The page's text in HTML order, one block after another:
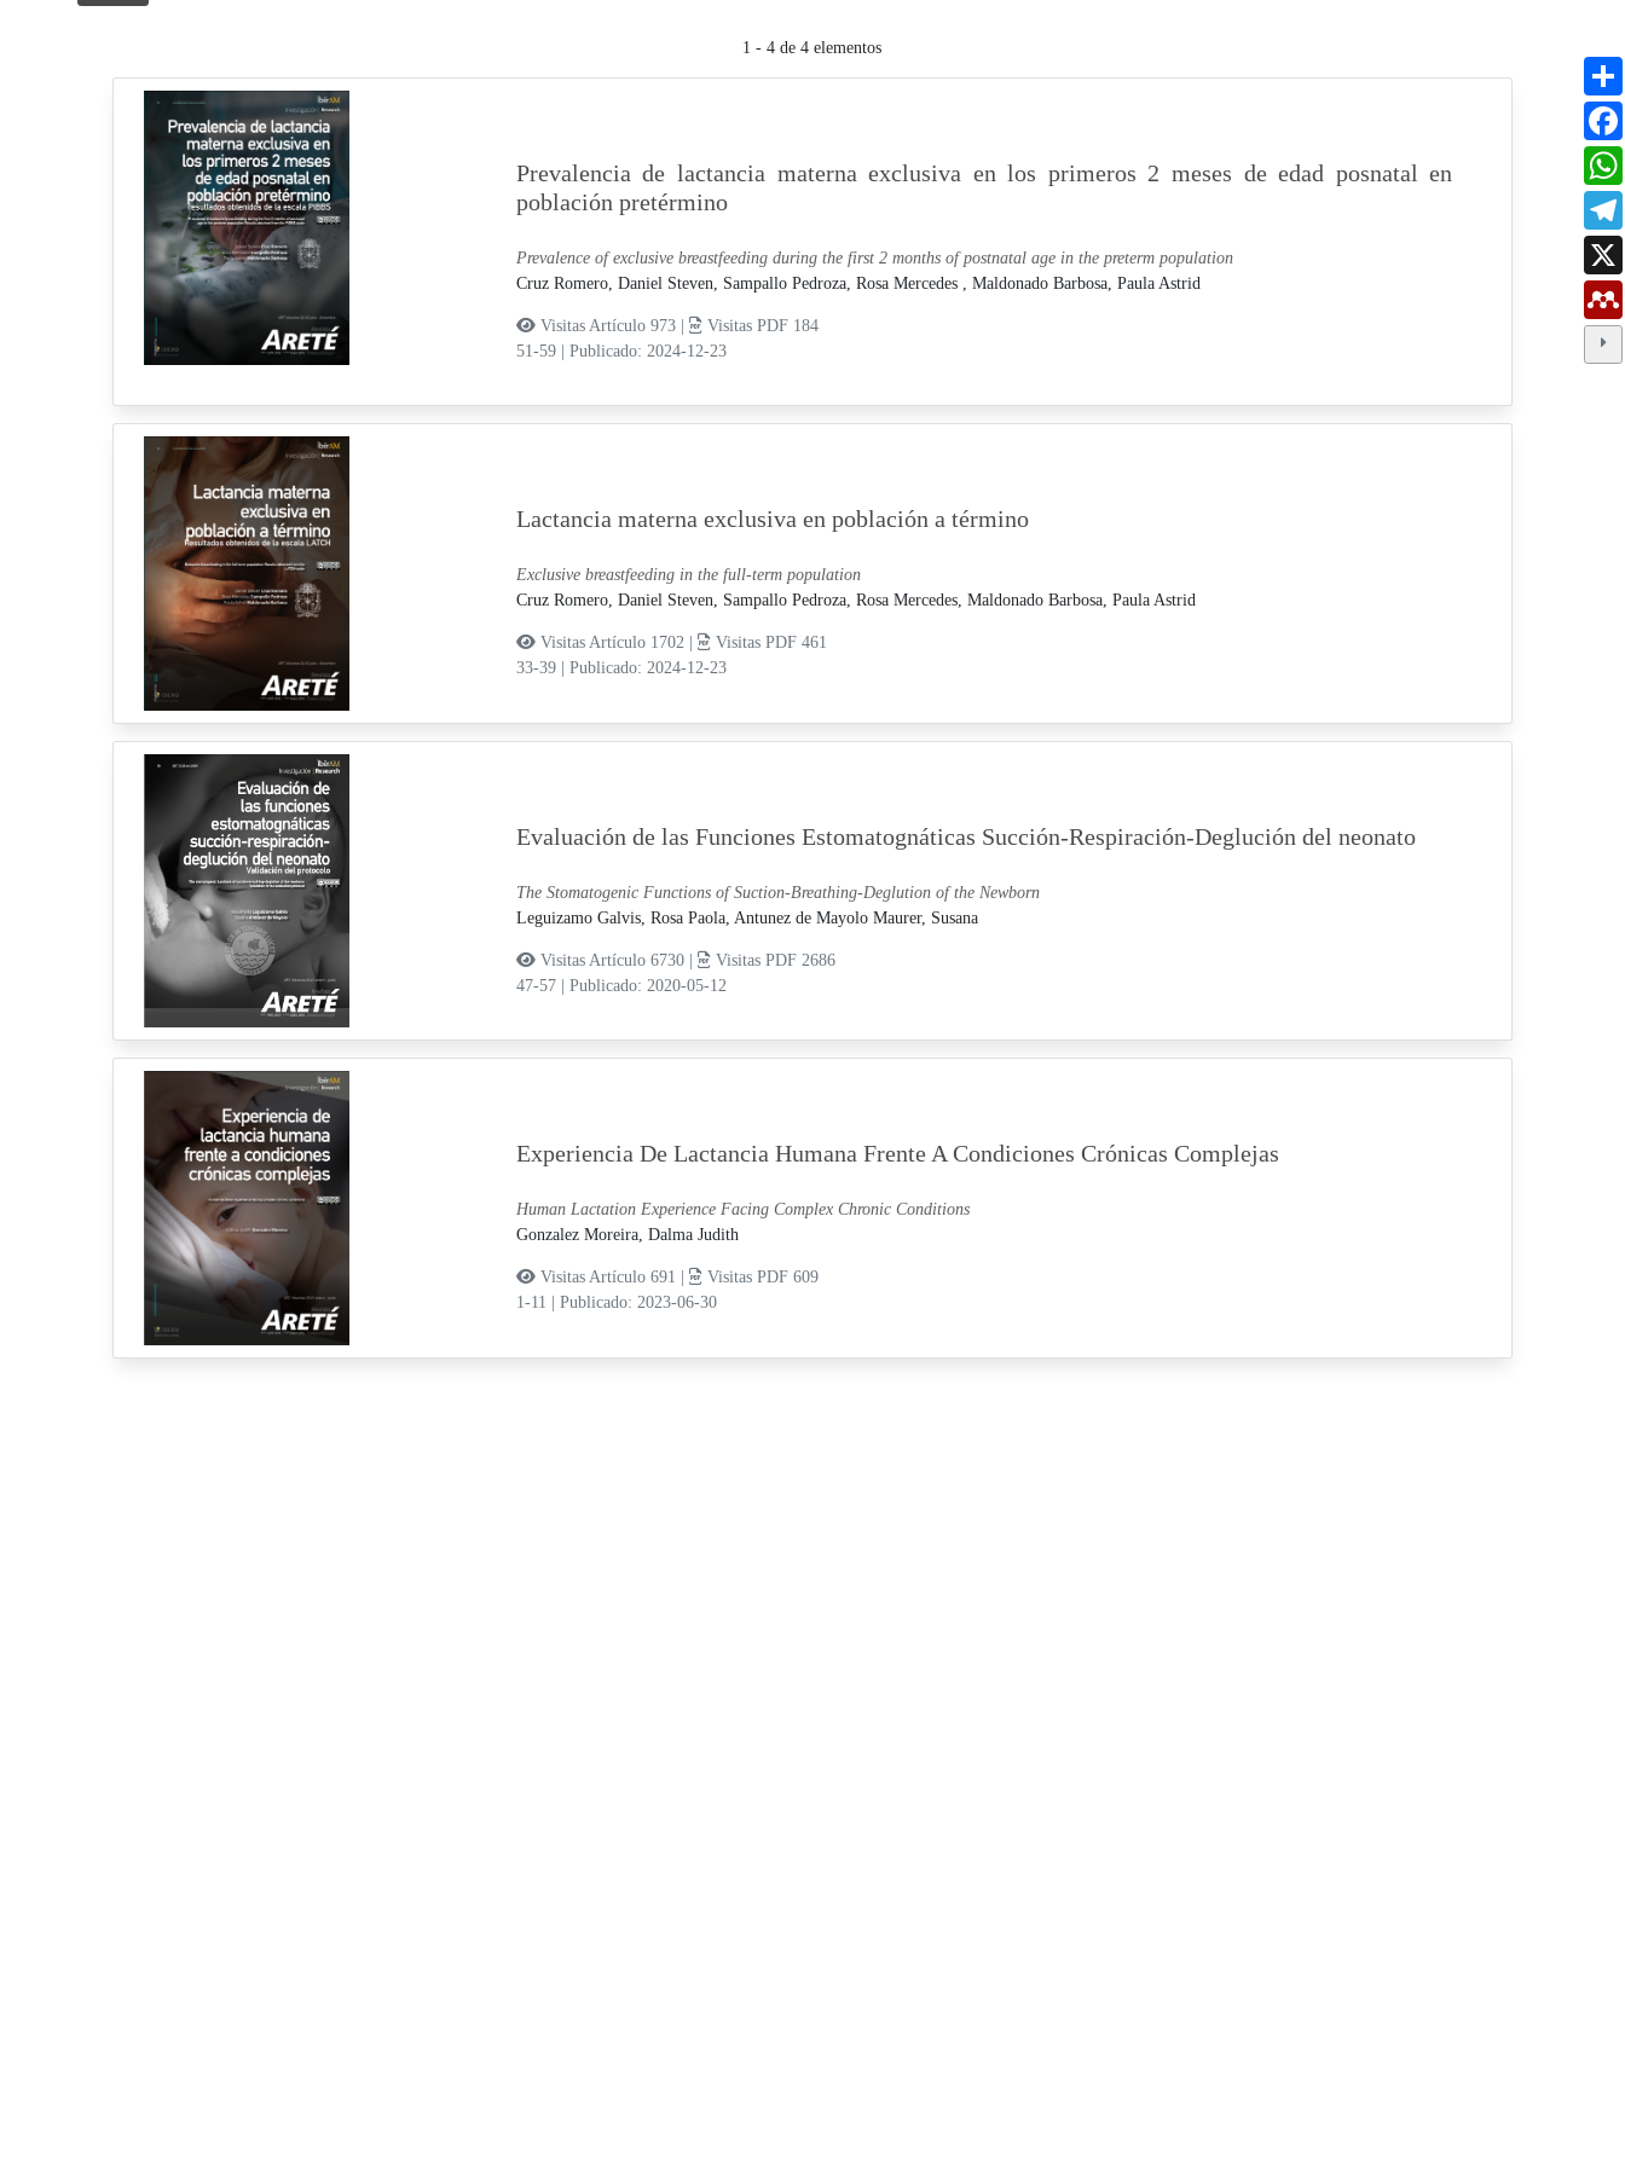
1 - 4 de 4 elementos
Prevalencia de lactancia materna exclusiva en los primeros 2 meses de edad posnatal en
población pretérmino
Prevalence of exclusive breastfeeding during the first 2 months of postnatal age in the preterm population
Cruz Romero, Daniel Steven, Sampallo Pedroza, Rosa Mercedes , Maldonado Barbosa, Paula Astrid
Visitas Artículo 973 |
Visitas PDF 184
51-59
Publicado: 2024-12-23
Lactancia materna exclusiva en población a término
Exclusive breastfeeding in the full-term population
Cruz Romero, Daniel Steven, Sampallo Pedroza, Rosa Mercedes, Maldonado Barbosa, Paula Astrid
Visitas Artículo 1702 |
Visitas PDF 461
33-39
Publicado: 2024-12-23
Evaluación de las Funciones Estomatognáticas Succión-Respiración-Deglución del neonato
The Stomatogenic Functions of Suction-Breathing-Deglution of the Newborn
Leguizamo Galvis, Rosa Paola, Antunez de Mayolo Maurer, Susana
Visitas Artículo 6730 |
Visitas PDF 2686
47-57 | Publicado: 2020-05-12
Experiencia De Lactancia Humana Frente A Condiciones Crónicas Complejas
Human Lactation Experience Facing Complex Chronic Conditions
Gonzalez Moreira, Dalma Judith
Visitas Artículo 691 |
Visitas PDF 609
1-11
Publicado: 2023-06-30